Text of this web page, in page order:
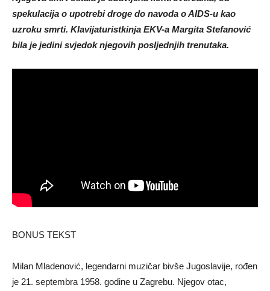
spekulacija o upotrebi droge do navoda o AIDS-u kao
uzroku smrti. Klavijaturistkinja EKV-a Margita Stefanović
bila je jedini svjedok njegovih posljednjih trenutaka.
BONUS TEKST
Milan Mladenović, legendarni muzičar bivše Jugoslavije, rođen
je 21. septembra 1958. godine u Zagrebu. Njegov otac,